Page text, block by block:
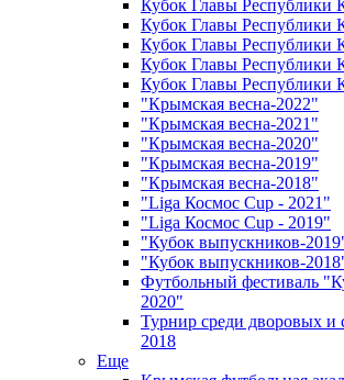
Кубок Главы Республики
Кубок Главы Республики
Кубок Главы Республики
Кубок Главы Республики
Кубок Главы Республики
"Крымская весна-2022"
"Крымская весна-2021"
"Крымская весна-2020"
"Крымская весна-2019"
"Крымская весна-2018"
"Liga Космос Cup - 2021"
"Liga Космос Cup - 2019"
"Кубок выпускников-
"Кубок выпускников-
Футбольный фестиваль
2020"
Турнир среди дворовых и
2018
Еще